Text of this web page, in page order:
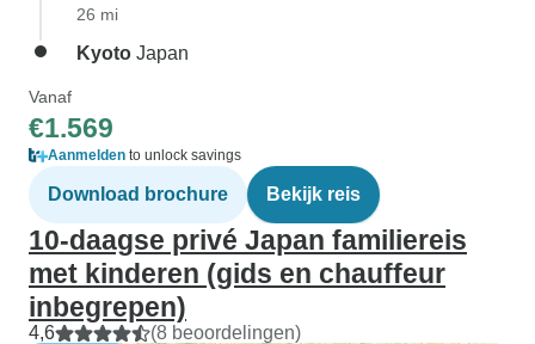
26 mi
Kyoto Japan
Vanaf
€1.569
Aanmelden to unlock savings
Download brochure Bekijk reis
10-daagse privé Japan familiereis
met kinderen (gids en chauffeur
inbegrepen)
4,6 (8 beoordelingen)